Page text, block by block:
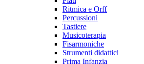
Ritmica e Orff
Percussioni
Tastiere
Musicoterapia
Fisarmoniche
Strumenti didattici
Prima Infanzia